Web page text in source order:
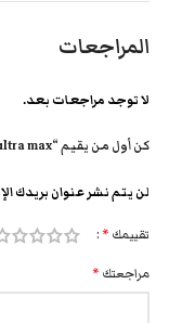
المراجعات
لا توجد مراجعات بعد.
كن أول من يقيم “Y&h X99 ultra max”
لن يتم نشر عنوان بريدك
تقييمك *
مراجعتك *